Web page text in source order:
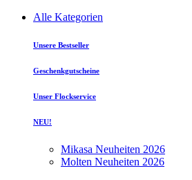
Alle Kategorien
Unsere Bestseller
Geschenkgutscheine
Unser Flockservice
NEU!
Mikasa Neuheiten 2026
Molten Neuheiten 2026